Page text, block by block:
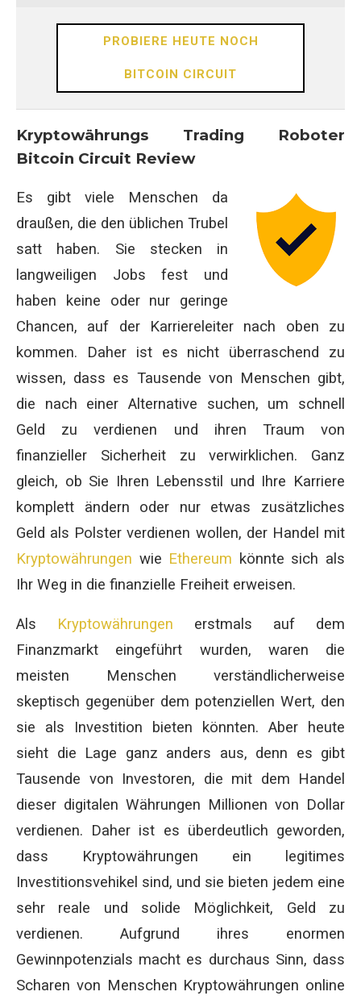
PROBIERE HEUTE NOCH
BITCOIN CIRCUIT
Kryptowährungs Trading Roboter
Bitcoin Circuit Review
Es gibt viele Menschen da
draußen, die den üblichen Trubel
satt haben. Sie stecken in
langweiligen Jobs fest und
haben keine oder nur geringe
Chancen, auf der Karriereleiter nach oben zu
kommen. Daher ist es nicht überraschend zu
wissen, dass es Tausende von Menschen gibt,
die nach einer Alternative suchen, um schnell
Geld zu verdienen und ihren Traum von
finanzieller Sicherheit zu verwirklichen. Ganz
gleich, ob Sie Ihren Lebensstil und Ihre Karriere
komplett ändern oder nur etwas zusätzliches
Geld als Polster verdienen wollen, der Handel mit
Kryptowährungen wie Ethereum könnte sich als
Ihr Weg in die finanzielle Freiheit erweisen.
Als Kryptowährungen erstmals auf dem
Finanzmarkt eingeführt wurden, waren die
meisten Menschen verständlicherweise
skeptisch gegenüber dem potenziellen Wert, den
sie als Investition bieten könnten. Aber heute
sieht die Lage ganz anders aus, denn es gibt
Tausende von Investoren, die mit dem Handel
dieser digitalen Währungen Millionen von Dollar
verdienen. Daher ist es überdeutlich geworden,
dass Kryptowährungen ein legitimes
Investitionsvehikel sind, und sie bieten jedem eine
sehr reale und solide Möglichkeit, Geld zu
verdienen. Aufgrund ihres enormen
Gewinnpotenzials macht es durchaus Sinn, dass
Scharen von Menschen Kryptowährungen online